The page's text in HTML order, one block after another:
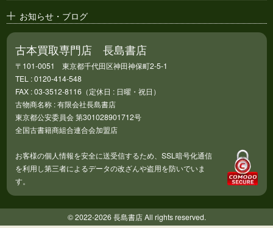
お知らせ・ブログ
古本買取専門店 長島書店
〒101-0051 東京都千代田区神田神保町2-5-1
TEL : 0120-414-548
FAX : 03-3512-8116（定休日 : 日曜・祝日）
古物商名称 : 有限会社長島書店
東京都公安委員会 第301028901712号
全国古書籍商組合連合会加盟店
お客様の個人情報を安全に送受信するため、SSL暗号化通信
を利用し第三者によるデータの改ざんや盗用を防いでいま
す。
© 2022-2026 長島書店 All rights reserved.